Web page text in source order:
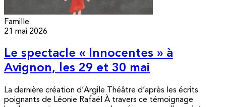
Famille
21 mai 2026
Le spectacle « Innocentes » à
Avignon, les 29 et 30 mai
La dernière création d’Argile Théâtre d’après les écrits
poignants de Léonie Rafaël À travers ce témoignage